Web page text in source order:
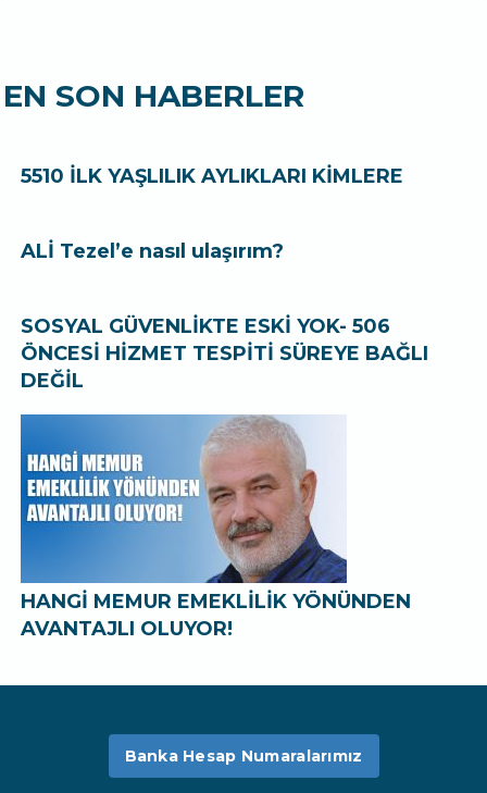
EN SON HABERLER
5510 İLK YAŞLILIK AYLIKLARI KİMLERE
ALİ Tezel’e nasıl ulaşırım?
SOSYAL GÜVENLİKTE ESKİ YOK- 506
ÖNCESİ HİZMET TESPİTİ SÜREYE BAĞLI
DEĞİL
HANGİ MEMUR EMEKLİLİK YÖNÜNDEN
AVANTAJLI OLUYOR!
Banka Hesap Numaralarımız